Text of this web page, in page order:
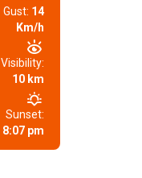
Gust: 14
Km/h
Visibility:
10 km
Sunset:
8:07 pm